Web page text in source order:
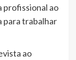
profissional ao
para trabalhar
ao